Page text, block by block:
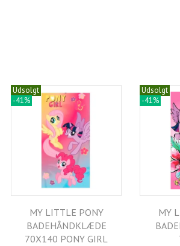
Udsolgt
-41%
MY LITTLE PONY
BADEHÅNDKLÆDE
70X140 PONY GIRL
Udsolgt
-41%
MY